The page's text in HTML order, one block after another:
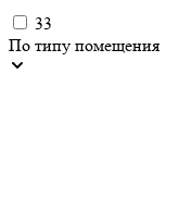
33
По типу помещения